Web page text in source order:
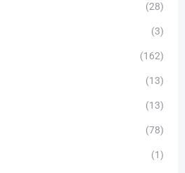
(28)
(3)
(162)
(13)
(13)
(78)
(1)